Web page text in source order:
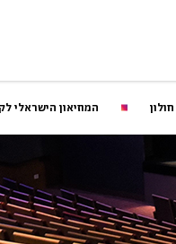
המוזיאון הישראלי